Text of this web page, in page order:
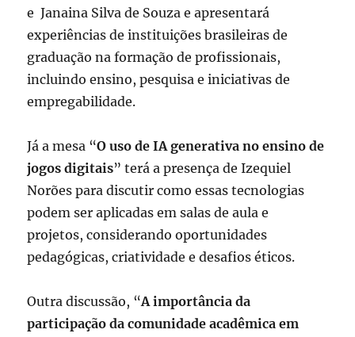
e Janaina Silva de Souza e apresentará
experiências de instituições brasileiras de
graduação na formação de profissionais,
incluindo ensino, pesquisa e iniciativas de
empregabilidade.
Já a mesa “O uso de IA generativa no ensino de
jogos digitais” terá a presença de Izequiel
Norões para discutir como essas tecnologias
podem ser aplicadas em salas de aula e
projetos, considerando oportunidades
pedagógicas, criatividade e desafios éticos.
Outra discussão, “A importância da
participação da comunidade acadêmica em